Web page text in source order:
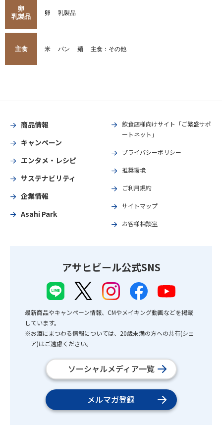
卵
乳製品
卵 乳製品
主食 米 パン 麺 主食：その他
商品情報
キャンペーン
エンタメ・レシピ
サステナビリティ
企業情報
Asahi Park
飲食店様向けサイト「ご繁盛サポ
ートネット」
プライバシーポリシー
推奨環境
ご利用規約
サイトマップ
お客様相談室
アサヒビール公式SNS
最新商品やキャンペーン情報、CMやメイキング動画などを掲載
しています。
※お酒にまつわる情報については、20歳未満の方への共有(シェ
ア)はご遠慮ください。
ソーシャルメディア一覧
メルマガ登録